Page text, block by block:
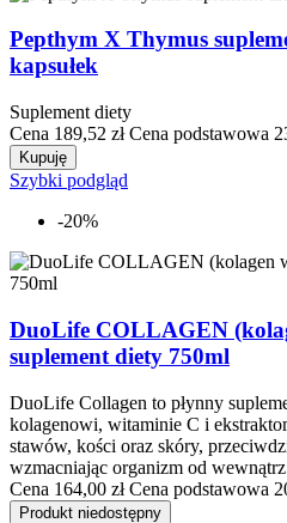
Pepthym X Thymus
kapsułek
Suplement diety
Cena 189,52 zł Cena podstawowa
Kupuję
Szybki podgląd
-20%
DuoLife COLLAGEN
suplement diety 750ml
DuoLife Collagen to płynny
kolagenowi, witaminie C i
stawów, kości oraz skóry,
wzmacniając organizm od
Cena 164,00 zł Cena podstawowa
Produkt niedostępny